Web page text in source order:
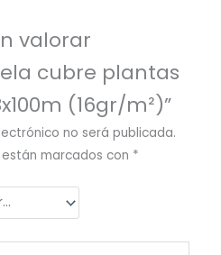
valorar
tela cubre plantas
(16gr/m²)”
no será publicada.
marcados con *